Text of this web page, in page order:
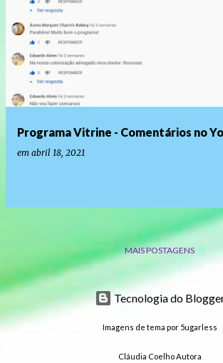
Programa Vitrine - Comentários no
em abril 18, 2021
MAIS POSTAGENS
Tecnologia do
Imagens de tema por 5ugarless
Cláudia Coelho Autora